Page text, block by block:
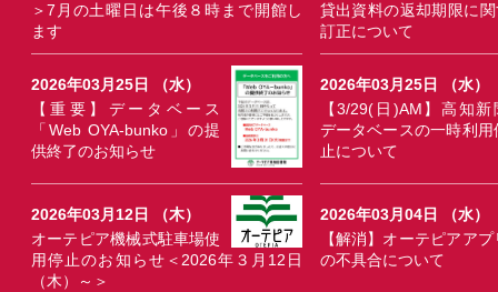
＞7月の土曜日は午後８時まで開館し
ます
貸出資料の返却期限に
訂正について
2026年03月25日 （水）
【重要】データベース
「Web OYA-bunko」の提
供終了のお知らせ
2026年03月25日 （水）
【3/29(日)AM】高知新
データベースの一時利用
止について
2026年03月12日 （木）
オーテピア機械式駐車場使
用停止のお知らせ＜2026年３月12日
（木）～＞
2026年03月04日 （水）
【解消】オーテピアアプ
の不具合について